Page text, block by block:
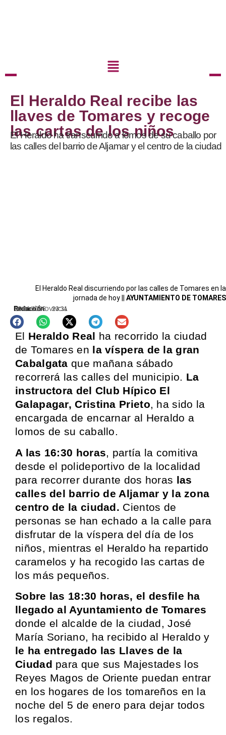
El Heraldo Real recibe las
llaves de Tomares y recoge
las cartas de los niños
El Heraldo ha transcurrido a lomos de su caballo por
las calles del barrio de Aljamar y el centro de la ciudad
El Heraldo Real discurriendo por las calles de Tomares en la
jornada de hoy || AYUNTAMIENTO DE TOMARES
Redacción
SEVILLA PROVINCIA
03/01/2025 23:31
El Heraldo Real ha recorrido la ciudad
de Tomares en la víspera de la gran
Cabalgata que mañana sábado
recorrerá las calles del municipio. La
instructora del Club Hípico El
Galapagar, Cristina Prieto, ha sido la
encargada de encarnar al Heraldo a
lomos de su caballo.
A las 16:30 horas, partía la comitiva
desde el polideportivo de la localidad
para recorrer durante dos horas las
calles del barrio de Aljamar y la zona
centro de la ciudad. Cientos de
personas se han echado a la calle para
disfrutar de la víspera del día de los
niños, mientras el Heraldo ha repartido
caramelos y ha recogido las cartas de
los más pequeños.
Sobre las 18:30 horas, el desfile ha
llegado al Ayuntamiento de Tomares
donde el alcalde de la ciudad, José
María Soriano, ha recibido al Heraldo y
le ha entregado las Llaves de la
Ciudad para que sus Majestades los
Reyes Magos de Oriente puedan entrar
en los hogares de los tomareños en la
noche del 5 de enero para dejar todos
los regalos.